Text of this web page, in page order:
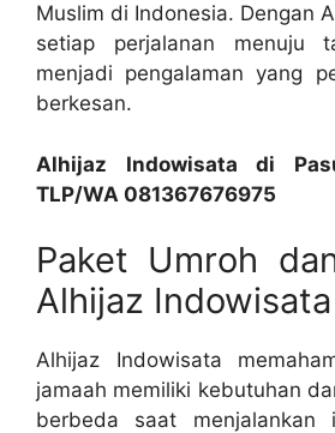
Muslim di Indonesia. Dengan
setiap perjalanan menuju
menjadi pengalaman yang
berkesan.
Alhijaz Indowisata di
TLP/WA 081367676975
Paket Umroh
Alhijaz Indowisata
Alhijaz Indowisata
jamaah memiliki kebutuhan
berbeda saat menjalankan